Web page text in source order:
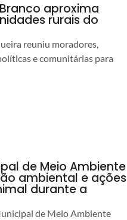
aproxima
rurais do
reuniu moradores,
e comunitárias para
de Meio Ambiente
ambiental e ações
durante a
de Meio Ambiente